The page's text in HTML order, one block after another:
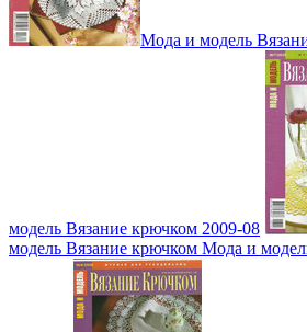
Мода и модель
модель Вязание крючком 2009-08
модель Вязание крючком Мода и